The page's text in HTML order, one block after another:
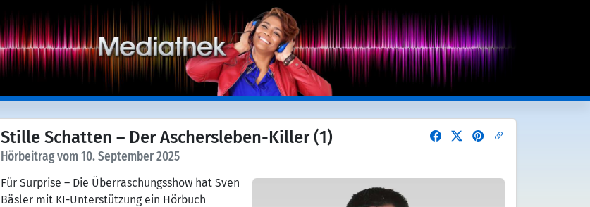
Stille Schatten – Der Aschersleben-Killer (1)
Hörbeitrag vom 10. September 2025
Für Surprise – Die Überraschungsshow hat Sven
Bäsler mit KI-Unterstützung ein Hörbuch